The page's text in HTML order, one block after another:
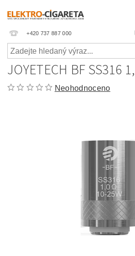
+420 737 887 000
JOYETECH BF SS316
Neohodnoceno